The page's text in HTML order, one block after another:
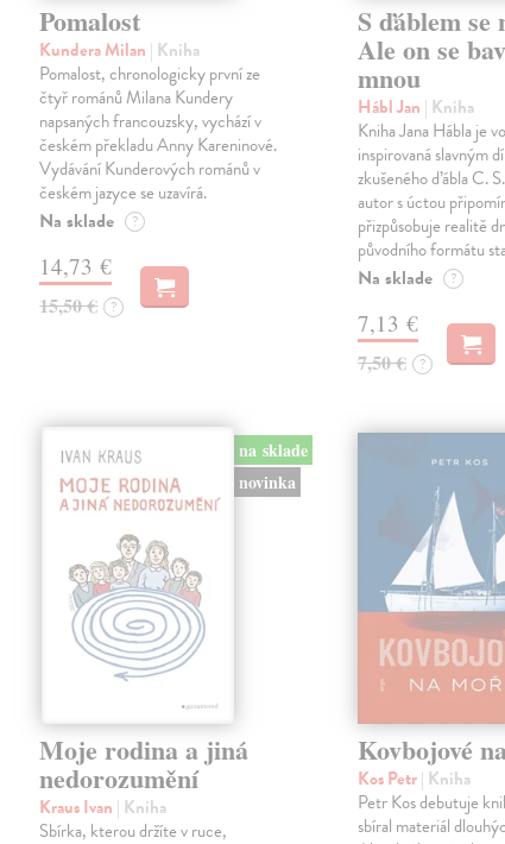
Pomalost
Kundera Milan | Kniha
Pomalost, chronologicky první ze
čtyř románů Milana Kundery
napsaných francouzsky, vychází v
českém překladu Anny Kareninové.
Vydávání Kunderových románů v
českém jazyce se uzavírá.
Na sklade ?
14,73 €
15,50 € ?
S ďáblem se
Ale on se
mnou
Hábl Jan | Kniha
Kniha Jana Hábla je
inspirovaná slavným
zkušeného ďábla C.
autor s úctou
přizpůsobuje realitě
původního formátu
Na sklade ?
7,13 €
7,50 € ?
na sklade
novinka
Moje rodina a jiná
nedorozumění
Kraus Ivan | Kniha
Sbírka, kterou držíte v ruce,
Kovbojové
Kos Petr| Kniha
Petr Kos debutuje
sbíral materiál